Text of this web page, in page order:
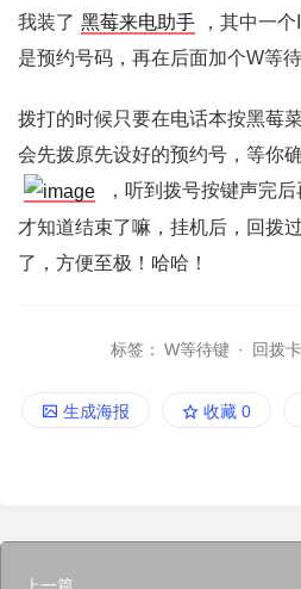
我装了 黑莓来电助手
，其中一
是预约号码，再在后面加个W等
拨打的时候只要在电话本按黑莓
会先拨原先设好的预约号，等你
，听到拨号按键声完
才知道结束了嘛，挂机后，回拨
了，方便至极！哈哈！
标签： W等待键 · 回拨卡
生成海报 收藏 0
上一篇